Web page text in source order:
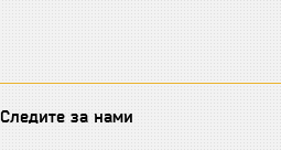
Следите за нами